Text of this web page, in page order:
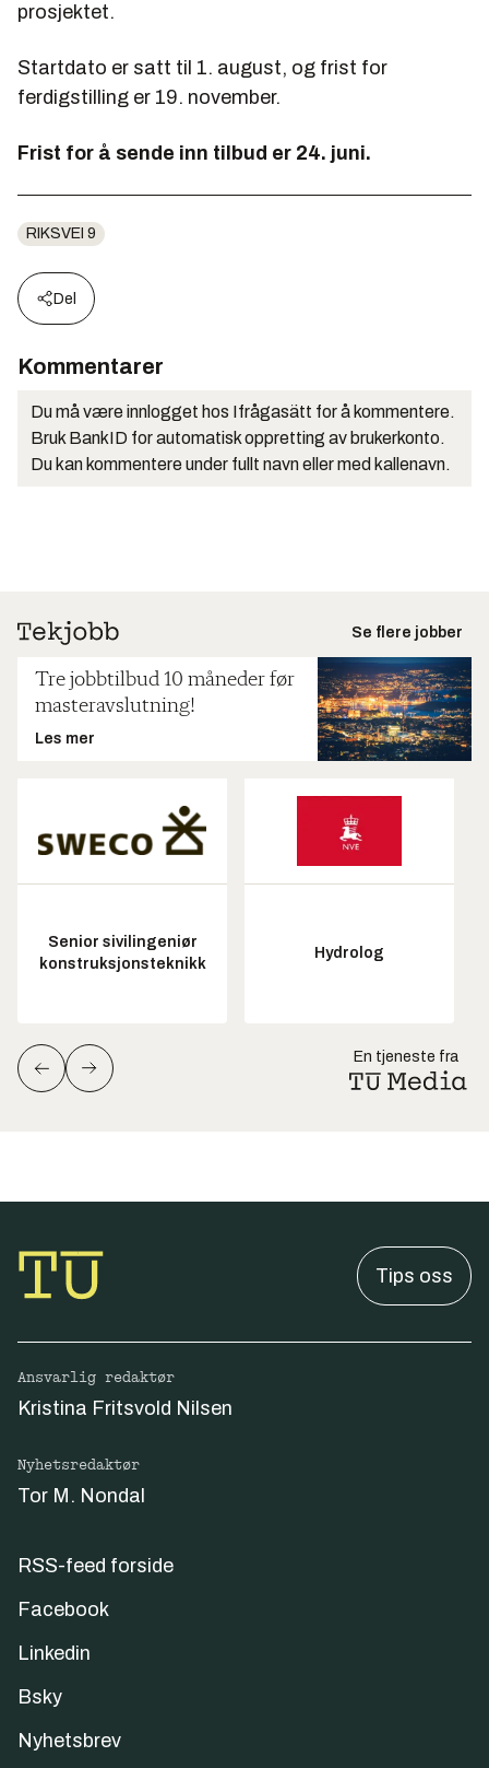
prosjektet.
Startdato er satt til 1. august, og frist for
ferdigstilling er 19. november.
Frist for å sende inn tilbud er 24. juni.
RIKSVEI 9
Del
Kommentarer
Du må være innlogget hos Ifrågasätt for å kommentere.
Bruk BankID for automatisk oppretting av brukerkonto.
Du kan kommentere under fullt navn eller med kallenavn.
Se flere jobber
Tre jobbtilbud 10 måneder før
masteravslutning!
Les mer
Senior sivilingeniør
konstruksjonsteknikk
Hydrolog
En tjeneste fra
Tips oss
Ansvarlig redaktør
Kristina Fritsvold Nilsen
Nyhetsredaktør
Tor M. Nondal
RSS-feed forside
Facebook
Linkedin
Bsky
Nyhetsbrev